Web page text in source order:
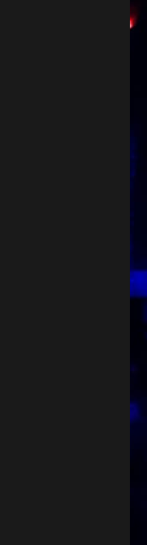
MASTER"
A BENEFICIO EN SALA
MASTER"